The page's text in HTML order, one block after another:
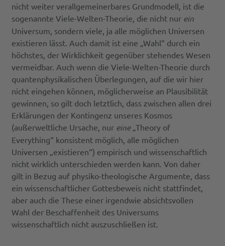
nicht weiter verallgemeinerbares Grundmodell, ist die
sogenannte Viele-Welten-Theorie, die nicht nur ein
Universum, sondern viele, ja alle möglichen Universen
existieren lässt. Auch damit ist eine „Wahl“ durch ein
höchstes, der Wirklichkeit gegenüber stehendes Wesen
vermeidbar. Auch wenn die Viele-Welten-Theorie durch
quantenphysikalischen Überlegungen, auf die wir hier
nicht eingehen können, möglicherweise an Plausibilität
gewinnen, so gilt doch letztlich, dass zwischen allen drei
Erklärungen der Kontingenz unseres Kosmos
(außerweltliche Ursache, nur eine „Theory of
Everything“ konsistent möglich, alle möglichen
Universen „existieren“) empirisch und wissenschaftlich
nicht wirklich unterschieden werden kann. Von daher
gilt in Bezug auf physiko-theologische Argumente, dass
ein wissenschaftlicher Gottesbeweis nicht stattfindet,
aber auch die These einer irgendwie absichtsvollen
Wahl der Beschaffenheit des Universums
wissenschaftlich nicht auszuschließen ist.